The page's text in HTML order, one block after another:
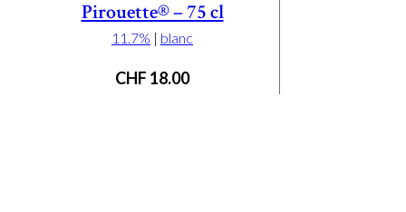
Pirouette® – 75 cl
11.7% | blanc
CHF 18.00